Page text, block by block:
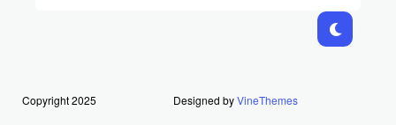
Copyright 2025 Designed byVineThemes